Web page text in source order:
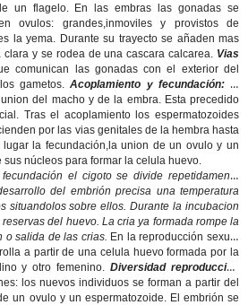
un flagelo. En las embras las gonadas se
ovulos: grandes,inmoviles y provistos de
la yema. Durante su trayecto se añaden mas
y se rodea de una cascara calcarea. Vias
comunican las gonadas con el exterior del
gametos.Acoplamiento y fecundación:el
del macho y de la embra. Esta precedido
Tras el acoplamiento los espermatozoides
por las vias genitales de la hembra hasta
la fecundación,la union de un ovulo y un
núcleos para formar la celula huevo.
el cigoto se divide repetidamente
del embrión precisa una temperatura
situandolos sobre ellos. Durante la incubacion
del huevo. La cria ya formada rompe la
o salida de las crias. En la reproducción sexual
a partir de una celula huevo formada por la
y otro femenino.Diversidad reproducción
los nuevos individuos se forman a partir del
un ovulo y un espermatozoide. El embrión se